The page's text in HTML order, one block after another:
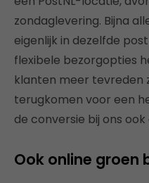
zondaglevering. Bijna
eigenlijk in dezelfde
flexibele bezorgopties
klanten meer tevreden
terugkomen voor een
de conversie bij ons ook
Ook online groen